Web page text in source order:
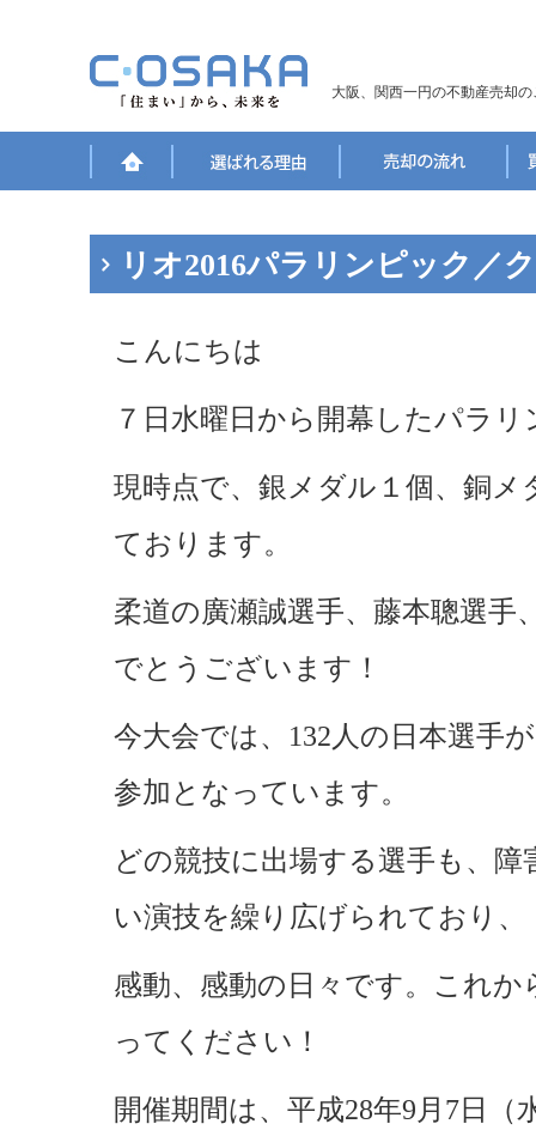
大阪、関西一円の不動産売却
リオ2016パラリンピック／
こんにちは
７日水曜日から開幕したパラリ
現時点で、銀メダル１個、銅
ております。
柔道の廣瀬誠選手、藤本聰選手
でとうございます！
今大会では、132人の日本選手
参加となっています。
どの競技に出場する選手も、
い演技を繰り広げられており、
感動、感動の日々です。これ
ってください！
開催期間は、平成28年9月7日（